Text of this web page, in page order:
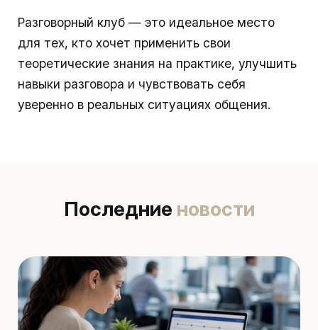
Разговорный клуб — это идеальное место
для тех, кто хочет применить свои
теоретические знания на практике, улучшить
навыки разговора и чувствовать себя
уверенно в реальных ситуациях общения.
Последние новости